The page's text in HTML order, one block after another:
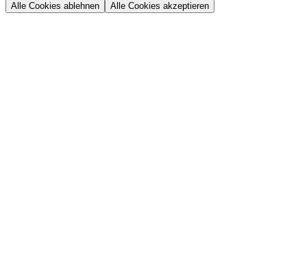
Alle Cookies ablehnen Alle Cookies akzeptieren